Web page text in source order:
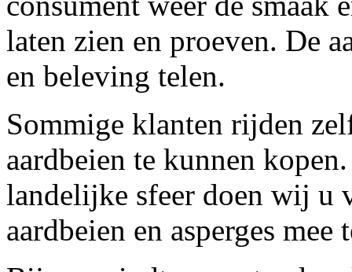
laten zien en proeven. De
en beleving telen.
Sommige klanten rijden
aardbeien te kunnen
landelijke sfeer doen wij u
aardbeien en asperges